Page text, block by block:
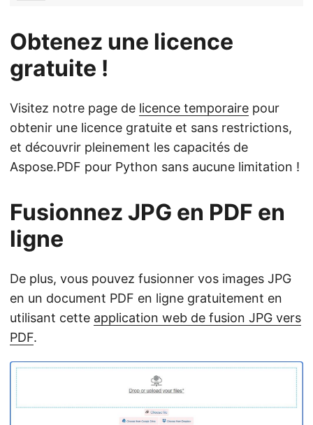
Obtenez une licence
gratuite !
Visitez notre page de licence temporaire pour
obtenir une licence gratuite et sans restrictions,
et découvrir pleinement les capacités de
Aspose.PDF pour Python sans aucune limitation !
Fusionnez JPG en PDF en
ligne
De plus, vous pouvez fusionner vos images JPG
en un document PDF en ligne gratuitement en
utilisant cette application web de fusion JPG vers
PDF.